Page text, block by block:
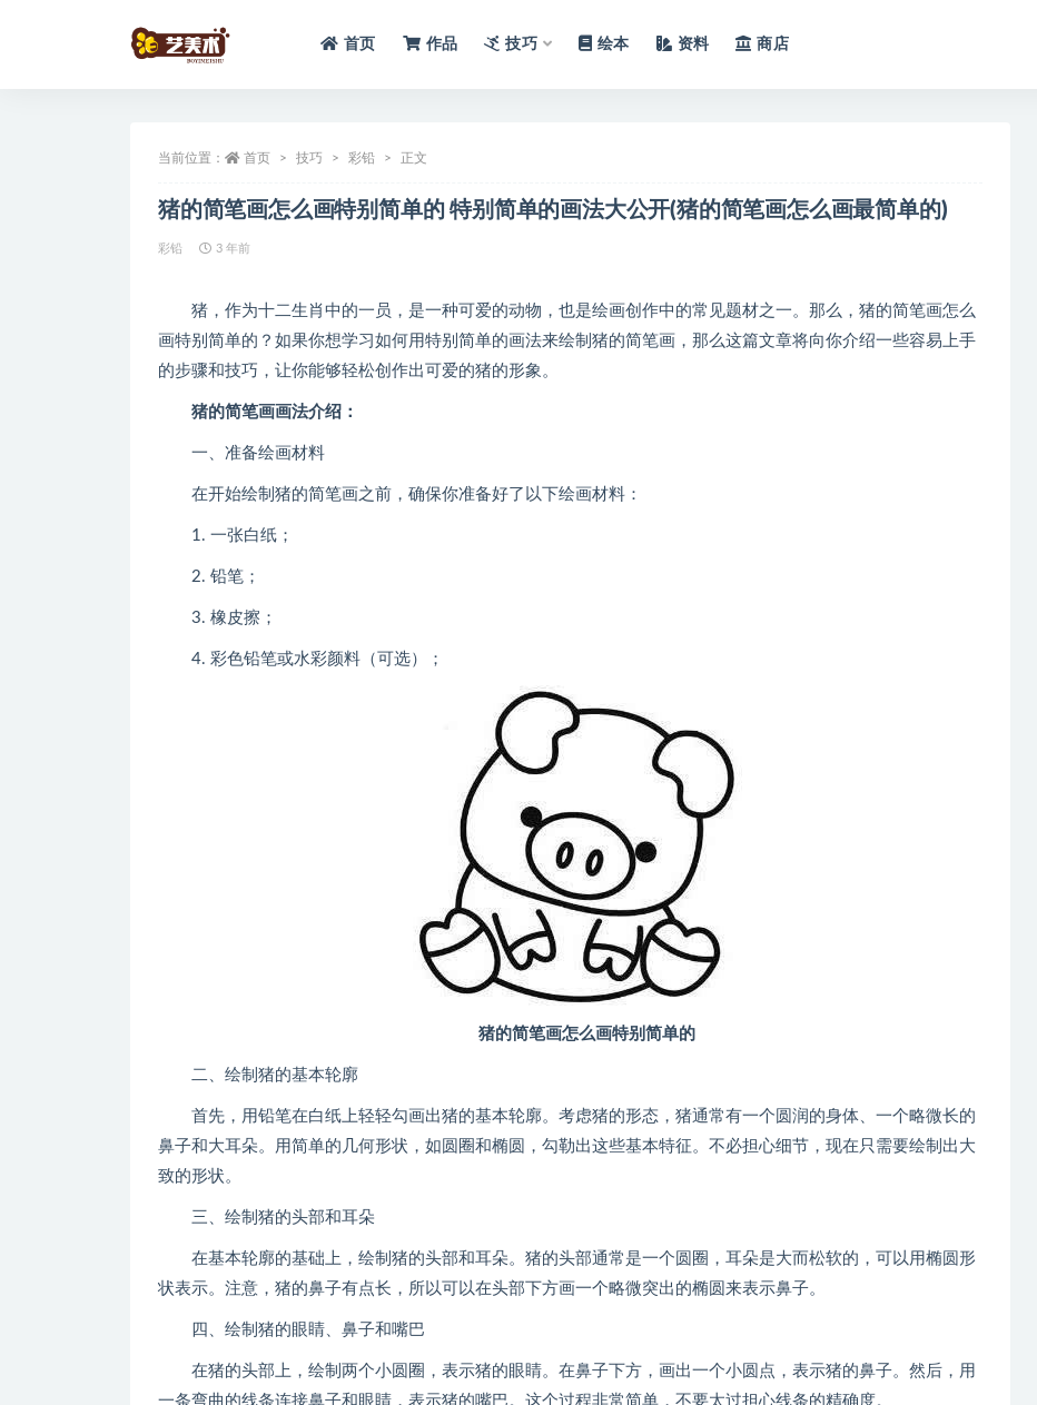
首页 作品 技巧 绘本 资料 商店
当前位置： 首页 技巧 彩铅 正文
猪的简笔画怎么画特别简单的 特别简单的画法大公开(猪的简笔画怎么画最简单的)
彩铅 3 年前
猪，作为十二生肖中的一员，是一种可爱的动物，也是绘画创作中的常见题材之一。那么，猪的简笔画怎么
画特别简单的？如果你想学习如何用特别简单的画法来绘制猪的简笔画，那么这篇文章将向你介绍一些容易上手
的步骤和技巧，让你能够轻松创作出可爱的猪的形象。
猪的简笔画画法介绍：
一、准备绘画材料
在开始绘制猪的简笔画之前，确保你准备好了以下绘画材料：
1. 一张白纸；
2. 铅笔；
3. 橡皮擦；
4. 彩色铅笔或水彩颜料（可选）；
猪的简笔画怎么画特别简单的
二、绘制猪的基本轮廓
首先，用铅笔在白纸上轻轻勾画出猪的基本轮廓。考虑猪的形态，猪通常有一个圆润的身体、一个略微长的
鼻子和大耳朵。用简单的几何形状，如圆圈和椭圆，勾勒出这些基本特征。不必担心细节，现在只需要绘制出大
致的形状。
三、绘制猪的头部和耳朵
在基本轮廓的基础上，绘制猪的头部和耳朵。猪的头部通常是一个圆圈，耳朵是大而松软的，可以用椭圆形
状表示。注意，猪的鼻子有点长，所以可以在头部下方画一个略微突出的椭圆来表示鼻子。
四、绘制猪的眼睛、鼻子和嘴巴
在猪的头部上，绘制两个小圆圈，表示猪的眼睛。在鼻子下方，画出一个小圆点，表示猪的鼻子。然后，用
一条弯曲的线条连接鼻子和眼睛，表示猪的嘴巴。这个过程非常简单，不要太过担心线条的精确度。